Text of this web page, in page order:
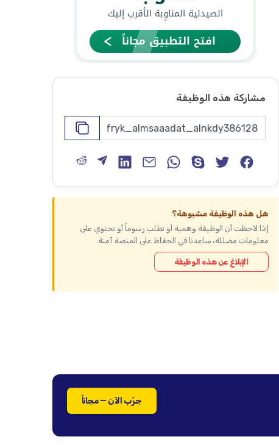
مشاركة هذه الوظيفة
هل هذه الوظيفة مشبوهة؟
إذا لاحظت أن الوظيفة وهمية أو تطلب رسوماً أو تحتوي على
معلومات مضللة، ساعدنا في الحفاظ على المنصة آمنة.
الإبلاغ عن هذه الوظيفة
جرّب الآن — مجاناً